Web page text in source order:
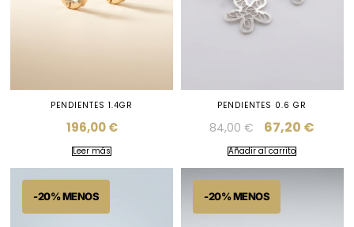
PENDIENTES 1.4GR
196,00€
Leer más
PENDIENTES 0.6 GR
84,00€ 67,20 €
Añadir al carrito